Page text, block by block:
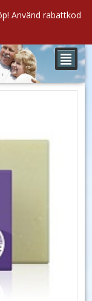
²
Använd rabattkod